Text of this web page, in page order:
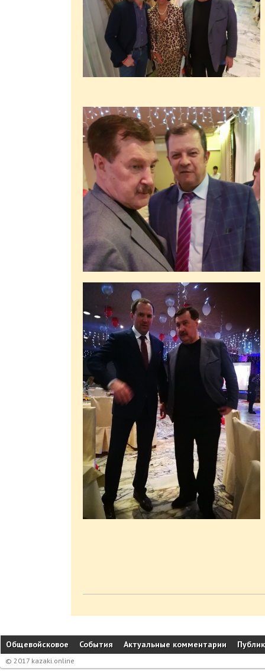
Общевойсковое События Актуальные комментарии
© 2017 kazaki.online